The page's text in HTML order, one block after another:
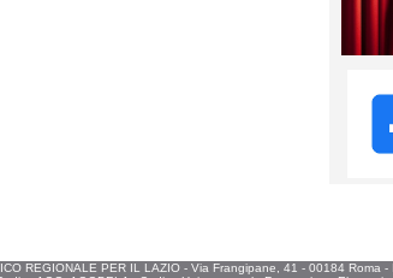
REGIONALE PER IL LAZIO - Via Frangipane, 41 - 00184 Roma -